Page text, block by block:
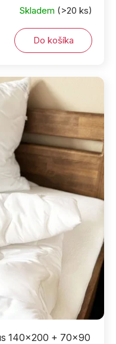
Skladem (>20 ks)
Do košíka
140x200 + 70x90